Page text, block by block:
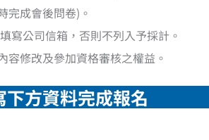
完成會後問卷)。
寫公司信箱，否則不列入予採計。
容修改及參加資格審核之權益。
下方資料完成報名